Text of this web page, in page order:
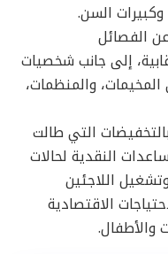
وكبيرات السن.
الفصائل
إلى جانب شخصيات
والمنظمات،
التي طالت
النقدية لحالات
اللاجئين
الاقتصادية
والأطفال.